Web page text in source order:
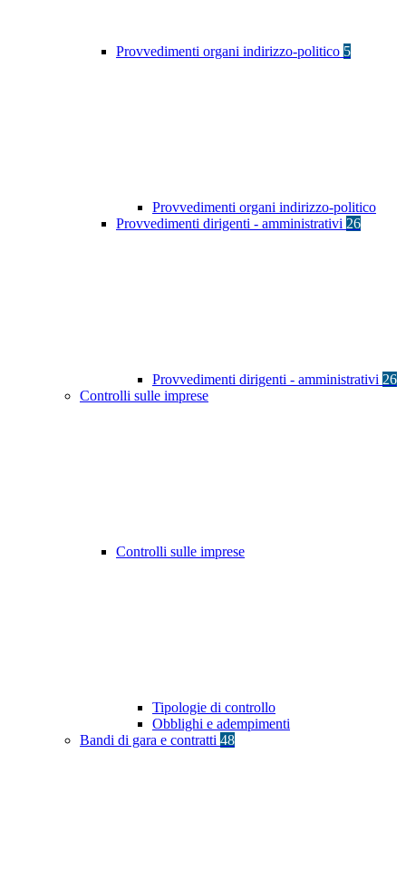
Provvedimenti organi indirizzo-politico 5
Provvedimenti organi indirizzo-politico
Provvedimenti dirigenti - amministrativi 26
Provvedimenti dirigenti - amministrativi 26
Controlli sulle imprese
Controlli sulle imprese
Tipologie di controllo
Obblighi e adempimenti
Bandi di gara e contratti 48